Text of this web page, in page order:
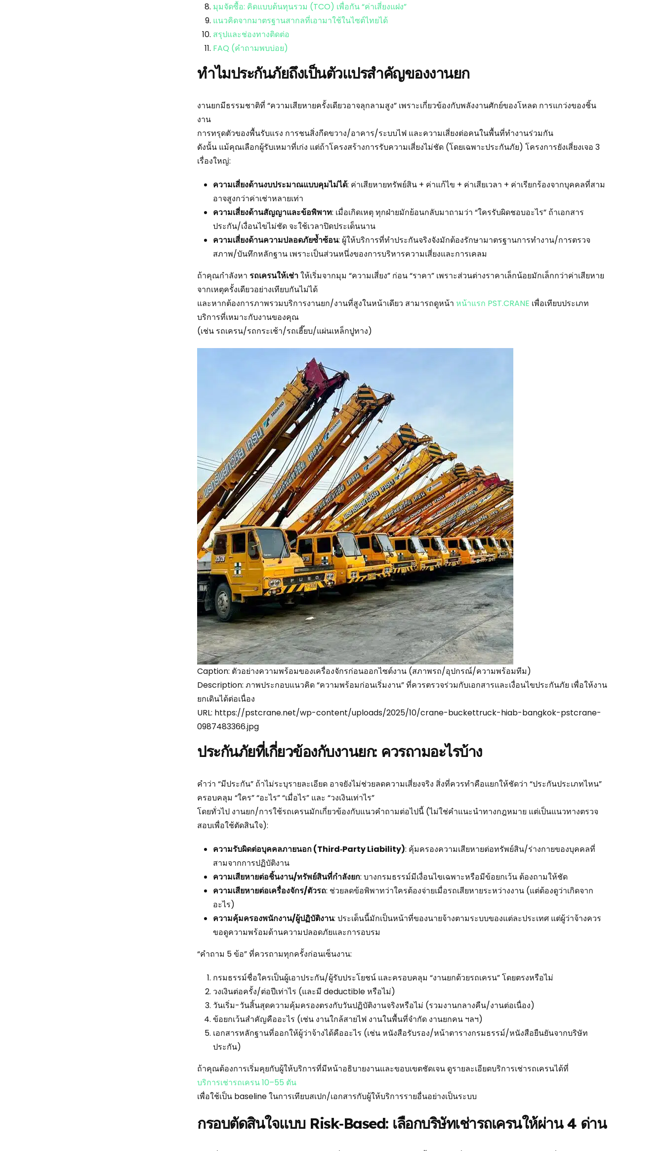
มุมจัดซื้อ: คิดแบบต้นทุนรวม (TCO) เพื่อกัน “ค่าเสี่ยงแฝง”
แนวคิดจากมาตรฐานสากลที่เอามาใช้ในไซต์ไทยได้
สรุปและช่องทางติดต่อ
FAQ (คำถามพบบ่อย)
ทำไมประกันภัยถึงเป็นตัวแปรสำคัญของงานยก
งานยกมีธรรมชาติที่ “ความเสียหายครั้งเดียวอาจลุกลามสูง” เพราะเกี่ยวข้องกับพลังงานศักย์ของโหลด การแกว่งของชิ้น
งาน
การทรุดตัวของพื้นรับแรง การชนสิ่งกีดขวาง/อาคาร/ระบบไฟ และความเสี่ยงต่อคนในพื้นที่ทำงานร่วมกัน
ดังนั้น แม้คุณเลือกผู้รับเหมาที่เก่ง แต่ถ้าโครงสร้างการรับความเสี่ยงไม่ชัด (โดยเฉพาะประกันภัย) โครงการยังเสี่ยงเจอ 3
เรื่องใหญ่:
ความเสี่ยงด้านงบประมาณแบบคุมไม่ได้: ค่าเสียหายทรัพย์สิน + ค่าแก้ไข + ค่าเสียเวลา + ค่าเรียกร้องจากบุคคลที่สาม
อาจสูงกว่าค่าเช่าหลายเท่า
ความเสี่ยงด้านสัญญาและข้อพิพาท: เมื่อเกิดเหตุ ทุกฝ่ายมักย้อนกลับมาถามว่า “ใครรับผิดชอบอะไร” ถ้าเอกสาร
ประกัน/เงื่อนไขไม่ชัด จะใช้เวลาปิดประเด็นนาน
ความเสี่ยงด้านความปลอดภัยซ้ำซ้อน: ผู้ให้บริการที่ทำประกันจริงจังมักต้องรักษามาตรฐานการทำงาน/การตรวจ
สภาพ/บันทึกหลักฐาน เพราะเป็นส่วนหนึ่งของการบริหารความเสี่ยงและการเคลม
ถ้าคุณกำลังหา รถเครนให้เช่าให้เริ่มจากมุม “ความเสี่ยง” ก่อน “ราคา” เพราะส่วนต่างราคาเล็กน้อยมักเล็กกว่าค่าเสียหาย
จากเหตุครั้งเดียวอย่างเทียบกันไม่ได้
และหากต้องการภาพรวมบริการงานยก/งานที่สูงในหน้าเดียว สามารถดูหน้า หน้าแรก PST.CRANE เพื่อเทียบประเภท
บริการที่เหมาะกับงานของคุณ
(เช่น รถเครน/รถกระเช้า/รถเฮี๊ยบ/แผ่นเหล็กปูทาง)
Caption: ตัวอย่างความพร้อมของเครื่องจักรก่อนออกไซต์งาน (สภาพรถ/อุปกรณ์/ความพร้อมทีม)
Description: ภาพประกอบแนวคิด “ความพร้อมก่อนเริ่มงาน” ที่ควรตรวจร่วมกับเอกสารและเงื่อนไขประกันภัย เพื่อให้งาน
ยกเดินได้ต่อเนื่อง
URL: https://pstcrane.net/wp-content/uploads/2025/10/crane-buckettruck-hiab-bangkok-pstcrane-
0987483366.jpg
ประกันภัยที่เกี่ยวข้องกับงานยก: ควรถามอะไรบ้าง
คำว่า “มีประกัน” ถ้าไม่ระบุรายละเอียด อาจยังไม่ช่วยลดความเสี่ยงจริง สิ่งที่ควรทำคือแยกให้ชัดว่า “ประกันประเภทไหน”
ครอบคลุม “ใคร” “อะไร” “เมื่อไร” และ “วงเงินเท่าไร”
โดยทั่วไป งานยก/การใช้รถเครนมักเกี่ยวข้องกับแนวคำถามต่อไปนี้ (ไม่ใช่คำแนะนำทางกฎหมาย แต่เป็นแนวทางตรวจ
สอบเพื่อใช้ตัดสินใจ):
ความรับผิดต่อบุคคลภายนอก (Third‑Party Liability): คุ้มครองความเสียหายต่อทรัพย์สิน/ร่างกายของบุคคลที่
สามจากการปฏิบัติงาน
ความเสียหายต่อชิ้นงาน/ทรัพย์สินที่กำลังยก: บางกรมธรรม์มีเงื่อนไขเฉพาะหรือมีข้อยกเว้น ต้องถามให้ชัด
ความเสียหายต่อเครื่องจักร/ตัวรถ: ช่วยลดข้อพิพาทว่าใครต้องจ่ายเมื่อรถเสียหายระหว่างงาน (แต่ต้องดูว่าเกิดจาก
อะไร)
ความคุ้มครองพนักงาน/ผู้ปฏิบัติงาน: ประเด็นนี้มักเป็นหน้าที่ของนายจ้างตามระบบของแต่ละประเทศ แต่ผู้ว่าจ้างควร
ขอดูความพร้อมด้านความปลอดภัยและการอบรม
“คำถาม 5 ข้อ” ที่ควรถามทุกครั้งก่อนเซ็นงาน:
กรมธรรม์ชื่อใครเป็นผู้เอาประกัน/ผู้รับประโยชน์ และครอบคลุม “งานยกด้วยรถเครน” โดยตรงหรือไม่
วงเงินต่อครั้ง/ต่อปีเท่าไร (และมี deductible หรือไม่)
วันเริ่ม-วันสิ้นสุดความคุ้มครองตรงกับวันปฏิบัติงานจริงหรือไม่ (รวมงานกลางคืน/งานต่อเนื่อง)
ข้อยกเว้นสำคัญคืออะไร (เช่น งานใกล้สายไฟ งานในพื้นที่จำกัด งานยกคน ฯลฯ)
เอกสารหลักฐานที่ออกให้ผู้ว่าจ้างได้คืออะไร (เช่น หนังสือรับรอง/หน้าตารางกรมธรรม์/หนังสือยืนยันจากบริษัท
ประกัน)
ถ้าคุณต้องการเริ่มคุยกับผู้ให้บริการที่มีหน้าอธิบายงานและขอบเขตชัดเจน ดูรายละเอียดบริการเช่ารถเครนได้ที่
บริการเช่ารถเครน 10–55 ตัน
เพื่อใช้เป็น baseline ในการเทียบสเปก/เอกสารกับผู้ให้บริการรายอื่นอย่างเป็นระบบ
กรอบตัดสินใจแบบ Risk‑Based: เลือกบริษัทเช่ารถเครนให้ผ่าน 4 ด่าน